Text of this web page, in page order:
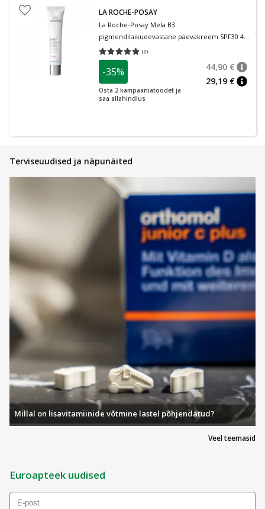
LA ROCHE-POSAY
La Roche-Posay Mela B3
pigmendilaikudevastane päevakreem SPF30 40
ml
(2)
Keskmine hinnang 5.00
-35%
Osta 2 kampaaniatoodet ja
saa allahindlus
44,90 €
29,19 €
Terviseuudised ja näpunäited
Veel teemasid
Millal on lisavitamiinide võtmine lastel põhjendatud?
Euroapteek uudised